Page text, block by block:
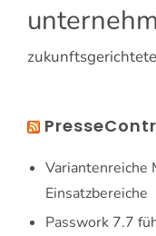
zukunftsgerichtete
Variantenreiche
Einsatzbereiche
Passwork 7.7